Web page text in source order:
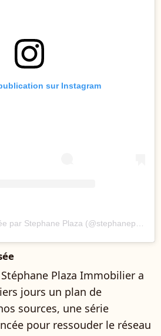
sur Instagram
Plaza Immobilier a
jours un plan de
sources, une série
pour ressouder le réseau